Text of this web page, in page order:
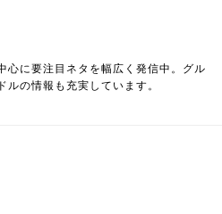
心に要注目ネタを幅広く発信中。グル
の情報も充実しています。